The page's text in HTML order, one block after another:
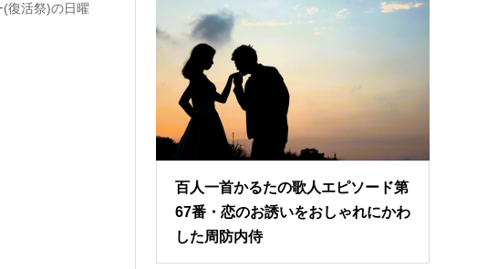
復活祭)の日曜
百人一首かるたの歌人エピソード第
67番・恋のお誘いをおしゃれにかわ
した周防内侍